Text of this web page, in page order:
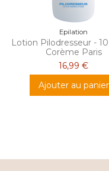
Epilation
Lotion Pilodresseur -
Corème Paris
16,99 €
Ajouter au panier